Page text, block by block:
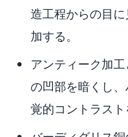
造工程からの目
加する。
アンティーク加
の凹部を暗くし
覚的コントラスト